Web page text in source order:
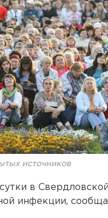
источников
в
инфекции,